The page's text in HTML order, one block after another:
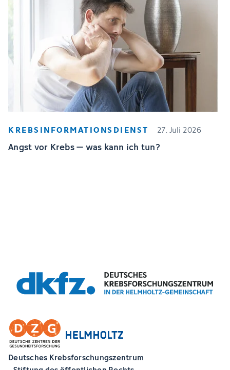
KREBSINFORMATIONSDIENST 27. Juli 2026
Angst vor Krebs – was kann ich tun?
Deutsches Krebsforschungszentrum